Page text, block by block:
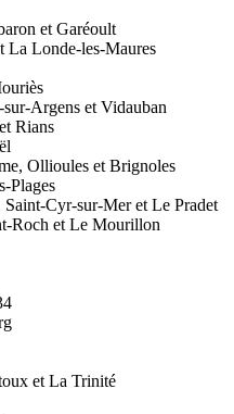
et Garéoult
La Londe-les-Maures
Argens et Vidauban
Rians
Ollioules et Brignoles
Plages
Cyr-sur-Mer et Le Pradet
Roch et Le Mourillon
et La Trinité